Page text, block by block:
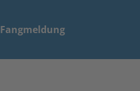
Fangmeldung